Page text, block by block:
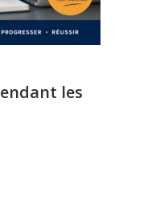
les